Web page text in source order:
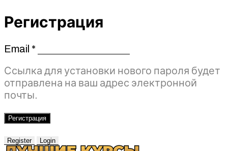
Регистрация
Email *Обязательно
Ссылка для установки нового пароля будет
отправлена ​​на ваш адрес электронной
почты.
Регистрация
Register Login